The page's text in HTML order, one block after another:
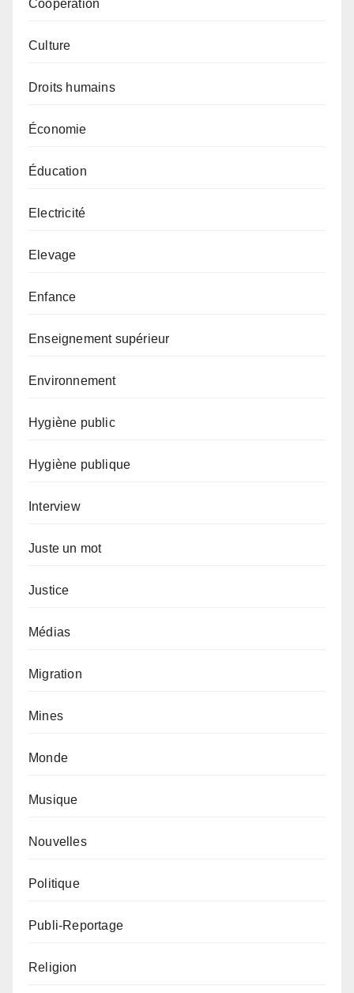
Coopération
Culture
Droits humains
Économie
Éducation
Electricité
Elevage
Enfance
Enseignement supérieur
Environnement
Hygiène public
Hygiène publique
Interview
Juste un mot
Justice
Médias
Migration
Mines
Monde
Musique
Nouvelles
Politique
Publi-Reportage
Religion